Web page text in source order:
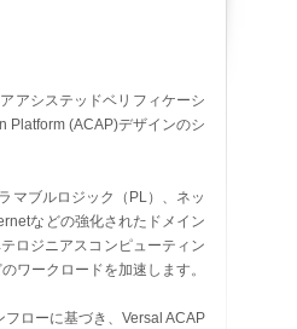
アシステッドベリフィケーシ
Platform (ACAP)デザインのシ
マブルロジック（PL）、ネッ
などの強化されたドメイン
ロジニアスコンピューティン
ワークロードを加速します。
ローに基づき、Versal ACAP